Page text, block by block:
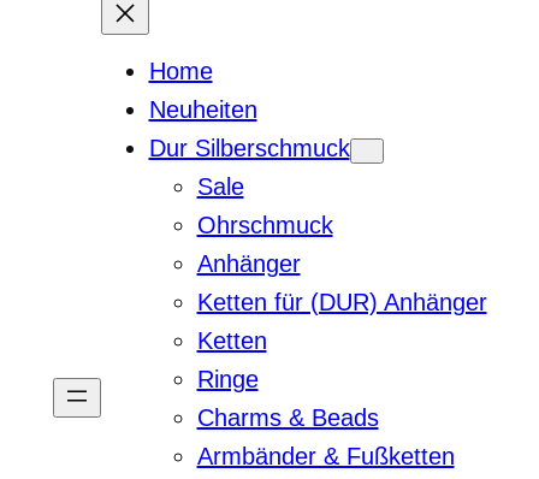
Home
Neuheiten
Dur Silberschmuck
Sale
Ohrschmuck
Anhänger
Ketten für (DUR) Anhänger
Ketten
Ringe
Charms & Beads
Armbänder & Fußketten